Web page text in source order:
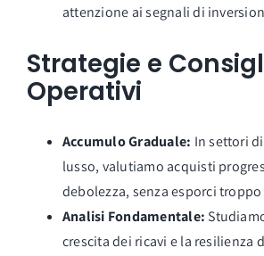
attenzione ai segnali di
Strategie e
Operativi
Accumulo Graduale: In settori
lusso, valutiamo acquisti
debolezza, senza esporci
Analisi Fondamentale:
crescita dei ricavi e la resilienza